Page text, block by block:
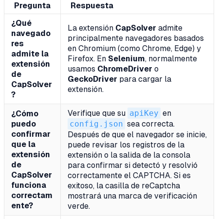
Pregunta
Respuesta
¿Qué
navegado
res
admite la
extensión
de
CapSolver
?
La extensión CapSolver admite
principalmente navegadores basados
en Chromium (como Chrome, Edge) y
Firefox. En Selenium, normalmente
usamos ChromeDriver o
GeckoDriver para cargar la
extensión.
¿Cómo
puedo
confirmar
que la
extensión
de
CapSolver
funciona
correctam
ente?
Verifique que su apiKey en
config.json sea correcta.
Después de que el navegador se inicie,
puede revisar los registros de la
extensión o la salida de la consola
para confirmar si detectó y resolvió
correctamente el CAPTCHA. Si es
exitoso, la casilla de reCaptcha
mostrará una marca de verificación
verde.